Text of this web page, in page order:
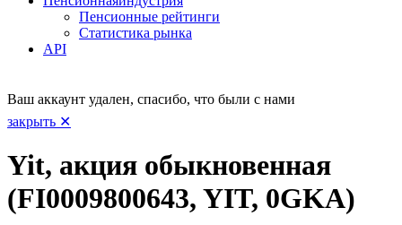
Пенсионные рейтинги
Статистика рынка
API
Ваш аккаунт удален, спасибо, что были с нами
закрыть ✕
Yit, акция обыкновенная
(FI0009800643, YIT, 0GKA)